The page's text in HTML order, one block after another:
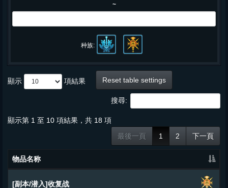
~
种族:
顯示 項結果 Reset table settings
搜尋:
顯示第 1 至 10 項結果，共 18 項
最後一頁
1 2 下一頁
物品名称
[副本/潜入]收复战